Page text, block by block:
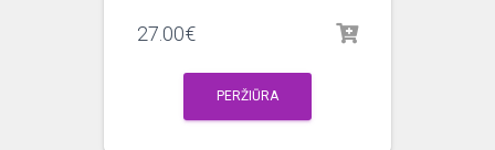
27.00€
PERŽIŪRA